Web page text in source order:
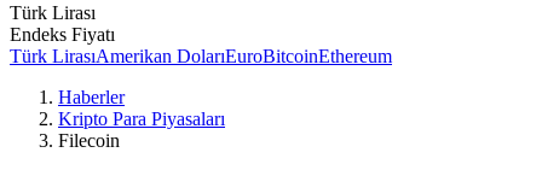
Türk Lirası
Endeks Fiyatı
Türk LirasıAmerikan DolarıEuroBitcoinEthereum
Haberler
Kripto Para Piyasaları
Filecoin